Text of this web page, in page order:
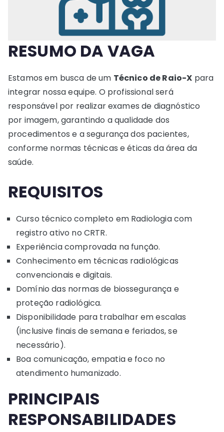
RESUMO DA VAGA
Estamos em busca de um Técnico de Raio-X para
integrar nossa equipe. O profissional será
responsável por realizar exames de diagnóstico
por imagem, garantindo a qualidade dos
procedimentos e a segurança dos pacientes,
conforme normas técnicas e éticas da área da
saúde.
REQUISITOS
Curso técnico completo em Radiologia com
registro ativo no CRTR.
Experiência comprovada na função.
Conhecimento em técnicas radiológicas
convencionais e digitais.
Domínio das normas de biossegurança e
proteção radiológica.
Disponibilidade para trabalhar em escalas
(inclusive finais de semana e feriados, se
necessário).
Boa comunicação, empatia e foco no
atendimento humanizado.
PRINCIPAIS
RESPONSABILIDADES